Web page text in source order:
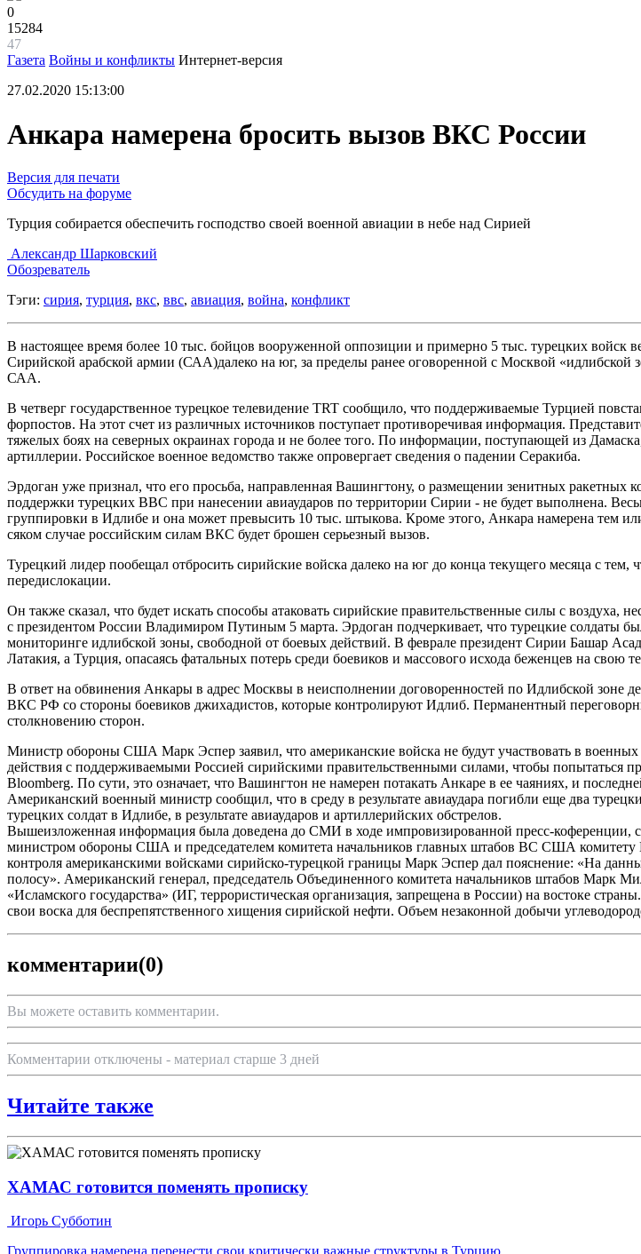
0
15284
47
Газета Войны и конфликты Интернет-версия
27.02.2020 15:13:00
Анкара намерена бросить вызов ВКС России
Версия для печати
Обсудить на форуме
Турция собирается обеспечить господство своей военной авиации в небе над Сирией
Александр Шарковский
Обозреватель
Тэги: сирия, турция, вкс, ввс, авиация, война, конфликт
В настоящее время более 10 тыс. бойцов вооруженной оппозиции и примерно 5 тыс. турецких войск
Сирийской арабской армии (САА)далеко на юг, за пределы ранее оговоренной с Москвой
САА.
В четверг государственное турецкое телевидение TRT сообщило, что поддерживаемые Турцией
форпостов. На этот счет из различных источников поступает противоречивая информация.
тяжелых боях на северных окраинах города и не более того. По информации, поступающей из
артиллерии. Российское военное ведомство также опровергает сведения о падении Серакиба.
Эрдоган уже признал, что его просьба, направленная Вашингтону, о размещении зенитных
поддержки турецких ВВС при нанесении авиаударов по территории Сирии - не будет выполнена.
группировки в Идлибе и она может превысить 10 тыс. штыкова. Кроме этого, Анкара намерена тем
сяком случае российским силам ВКС будет брошен серьезный вызов.
Турецкий лидер пообещал отбросить сирийские войска далеко на юг до конца текущего месяца с
передислокации.
Он также сказал, что будет искать способы атаковать сирийские правительственные силы с
с президентом России Владимиром Путиным 5 марта. Эрдоган подчеркивает, что турецкие солдаты
мониторинге идлибской зоны, свободной от боевых действий. В феврале президент Сирии Башар
Латакия, а Турция, опасаясь фатальных потерь среди боевиков и массового исхода беженцев на
В ответ на обвинения Анкары в адрес Москвы в неисполнении договоренностей по Идлибской зоне
ВКС РФ со стороны боевиков джихадистов, которые контролируют Идлиб. Перманентный
столкновению сторон.
Министр обороны США Марк Эспер заявил, что американские войска не будут участвовать в
действия с поддерживаемыми Россией сирийскими правительственными силами, чтобы попытаться
Bloomberg. По сути, это означает, что Вашингтон не намерен потакать Анкаре в ее чаяниях, и
Американский военный министр сообщил, что в среду в результате авиаудара погибли еще два
турецких солдат в Идлибе, в результате авиаударов и артиллерийских обстрелов.
Вышеизложенная информация была доведена до СМИ в ходе импровизированной пресс-коференции,
министром обороны США и председателем комитета начальников главных штабов ВС США комитету
контроля американскими войсками сирийско-турецкой границы Марк Эспер дал пояснение: «На
полосу». Американский генерал, председатель Объединенного комитета начальников штабов Марк
«Исламского государства» (ИГ, террористическая организация, запрещена в России) на востоке
свои воска для беспрепятственного хищения сирийской нефти. Объем незаконной добычи
комментарии(0)
Вы можете оставить комментарии.
Комментарии отключены - материал старше 3 дней
Читайте также
ХАМАС готовится поменять прописку
Игорь Субботин